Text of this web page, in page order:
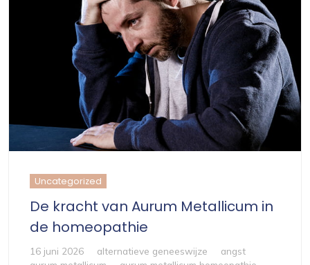
Uncategorized
De kracht van Aurum Metallicum in
de homeopathie
16 juni 2026 alternatieve geneeswijze
angst